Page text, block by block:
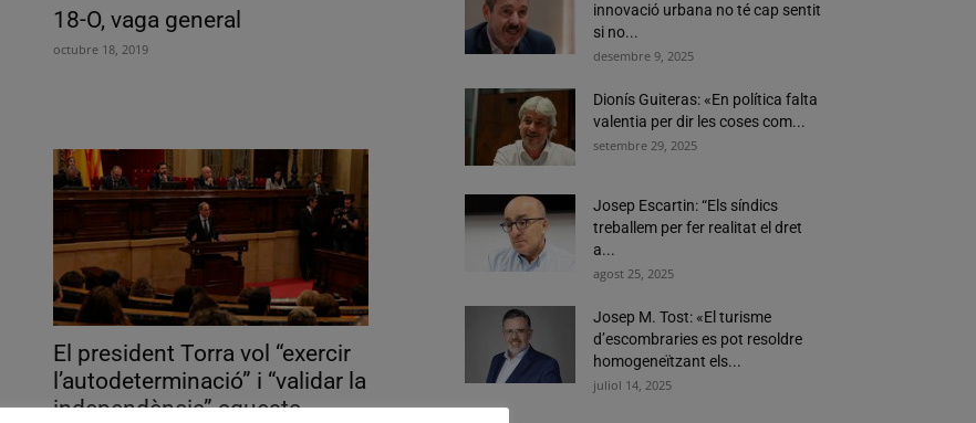
18-O, vaga general
octubre 18, 2019
El president Torra vol “exercir
l’autodeterminació” i “validar la
independència” aquesta...
innovació urbana no té cap sentit
si no...
desembre 9, 2025
Dionís Guiteras: «En política falta
valentia per dir les coses com...
setembre 29, 2025
Josep Escartin: “Els síndics
treballem per fer realitat el dret
a...
agost 25, 2025
Josep M. Tost: «El turisme
d’escombraries es pot resoldre
homogeneïtzant els...
juliol 14, 2025